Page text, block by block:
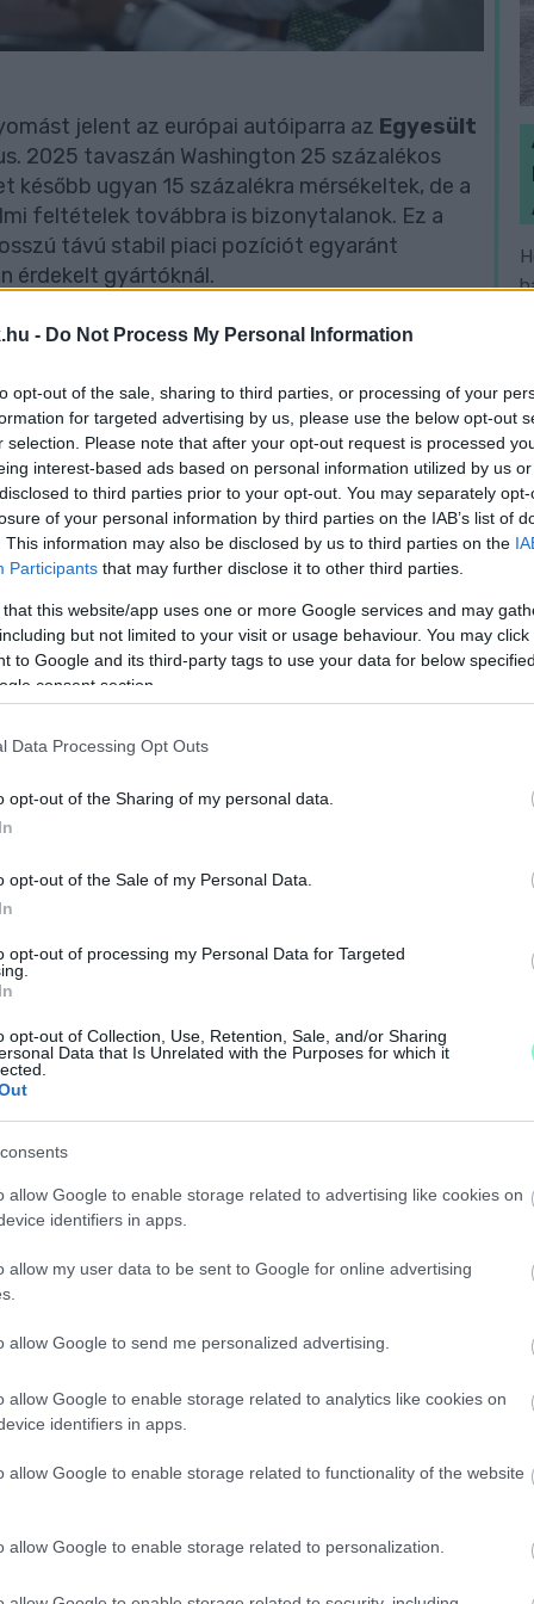
- Do Not Process My Personal Information
opt-out of the sale, sharing to third parties, or processing of your
for targeted advertising by us, please use the below opt-out
selection. Please note that after your opt-out request is processed
interest-based ads based on personal information utilized by us
to third parties prior to your opt-out. You may separately
of your personal information by third parties on the IAB’s list of
This information may also be disclosed by us to third parties on the
Participants that may further disclose it to other third parties.
that this website/app uses one or more Google services and may
but not limited to your visit or usage behaviour. You may
to Google and its third-party tags to use your data for below
consent section.
Data Processing Opt Outs
opt-out of the Sharing of my personal data.
opt-out of the Sale of my Personal Data.
opt-out of processing my Personal Data for Targeted
opt-out of Collection, Use, Retention, Sale, and/or Sharing
Data that Is Unrelated with the Purposes for which it
allow Google to enable storage related to advertising like cookies on
identifiers in apps.
allow my user data to be sent to Google for online advertising
allow Google to send me personalized advertising.
allow Google to enable storage related to analytics like cookies on
identifiers in apps.
allow Google to enable storage related to functionality of the website
allow Google to enable storage related to personalization.
jelent az európai autóiparra az Egyesült
2025 tavaszán Washington 25 százalékos
ugyan 15 százalékra mérsékeltek, de a
feltételek továbbra is bizonytalanok. Ez a
távú stabil piaci pozíciót egyaránt
érdekelt gyártóknál.
a városban készülnek a világ számos
mint százezer autó gördül le a
hanem a foglalkoztatásban, az
beruházásokban is kulcsszerepet jelent.
is – közvetlen hatással van a győri
azAudi Hungaria Független
Zsidi Dávid elnökkel,
ésRuff Péter járműgyári elnökhelyettessel –,
az autóipar átalakulásának irányait és a
az is, miként kapcsolódhat be az ország
érdekképviseleti rendszerbe.
költségeket emeli, hanem a tengerentúli
volumenére és a munkahelyek
ezért hangsúlyozta, hogy a költségvetési
pénzügyi kérdés, hanem közvetett
munkaadó nem különálló szereplők,
keresnek megoldást a globális autóiparban
a jövő bizonytalanságaira.
a tőlük független szerkesztőségek
még a hatalmat ellenőrző hang, akkor
Nemzeti Újságírók Demokratikus
00000113-44920004.